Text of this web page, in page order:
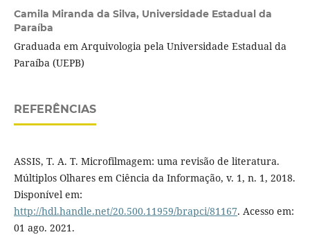
Camila Miranda da Silva, Universidade Estadual da
Paraíba
Graduada em Arquivologia pela Universidade Estadual da
Paraíba (UEPB)
REFERÊNCIAS
ASSIS, T. A. T. Microfilmagem: uma revisão de literatura.
Múltiplos Olhares em Ciência da Informação, v. 1, n. 1, 2018.
Disponível em:
http://hdl.handle.net/20.500.11959/brapci/81167. Acesso em:
01 ago. 2021.